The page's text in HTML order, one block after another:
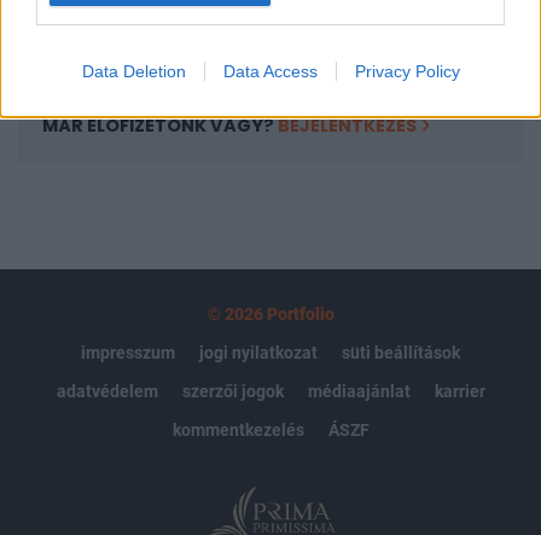
Data Deletion Data Access Privacy Policy
MÁR ELŐFIZETŐNK VAGY?BEJELENTKEZÉS
© 2026 Portfolio
impresszum
jogi nyilatkozat
süti beállítások
adatvédelem
szerzői jogok médiaajánlat
karrier
kommentkezelés
ÁSZF